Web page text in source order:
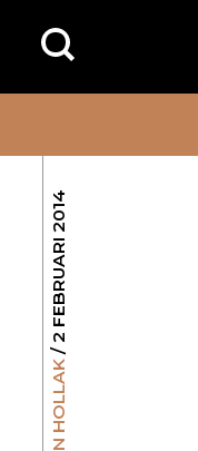
Search
for:
/ 2 FEBRUARI 2014